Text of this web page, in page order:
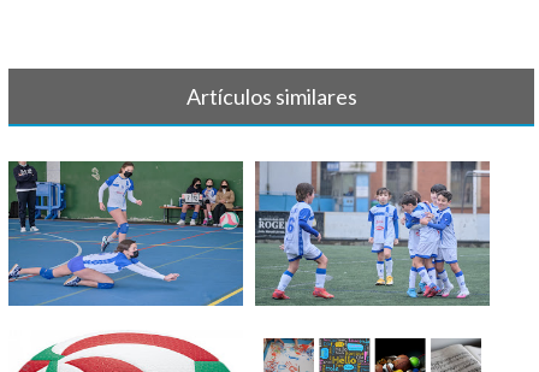
Artículos similares
GALERÍA DE FOTOS - ENERO
GALERÍA DE FOTOS
DICIEMBRE